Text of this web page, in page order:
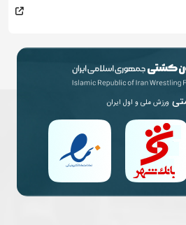
ورزش ملی و اول ایران